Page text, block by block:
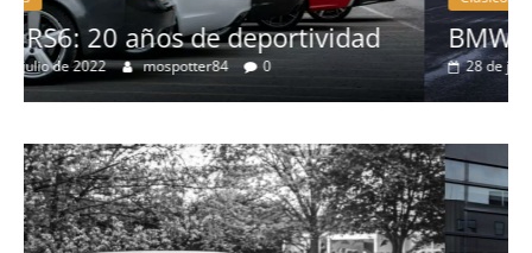
Clásicos
BMW Serie 7: lujo desde 1977